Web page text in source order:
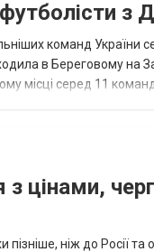
з
команд України
в Береговому на
місці серед 11
з цінами,
ніж до Росії